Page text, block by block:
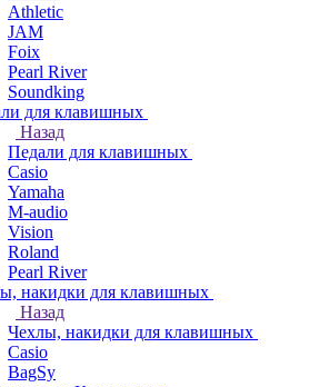
Athletic
JAM
Foix
Pearl River
Soundking
для клавишных
Назад
Педали для клавишных
Casio
Yamaha
M-audio
Vision
Roland
Pearl River
накидки для клавишных
Назад
Чехлы, накидки для клавишных
Casio
BagSy